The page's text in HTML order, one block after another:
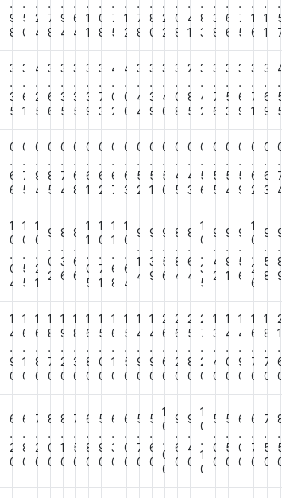
.
9
8
.
5
0
.
2
4
.
7
8
.
9
4
.
6
4
.
1
1
.
0
8
.
7
5
.
1
2
.
7
8
.
8
0
.
2
2
.
0
8
.
4
1
.
8
3
.
3
8
.
6
6
.
7
5
.
1
6
.
1
1
.
5
7
3
.
3
5
3
.
6
1
4
.
2
5
3
.
6
6
3
.
3
5
3
.
3
5
3
.
3
9
3
.
7
3
4
.
0
2
4
.
0
0
3
.
4
4
3
.
3
9
3
.
4
0
3
.
0
8
2
.
8
5
3
.
4
2
3
.
7
6
3
.
5
3
3
.
6
9
3
.
7
1
3
.
6
9
4
.
5
5
0
.
6
6
0
.
7
5
0
.
9
4
0
.
8
5
0
.
7
4
0
.
6
8
0
.
6
1
0
.
6
2
0
.
6
7
0
.
6
3
0
.
5
2
0
.
5
1
0
.
5
0
0
.
4
5
0
.
4
3
0
.
5
6
0
.
5
5
0
.
5
4
0
.
5
9
0
.
6
2
0
.
6
3
0
.
7
4
1
0
.
0
4
1
0
.
5
5
1
0
.
2
1
9
.
0
2
8
.
3
6
8
.
6
6
1
1
.
0
5
1
0
.
7
1
1
1
.
6
8
1
0
.
6
4
9
.
1
4
9
.
3
9
9
.
5
6
8
.
8
4
8
.
6
4
1
0
.
3
5
9
.
4
2
9
.
9
1
9
.
5
6
1
0
.
2
6
9
.
5
8
9
.
8
9
1
4
.
9
0
1
6
.
1
0
1
6
.
8
0
1
8
.
7
0
1
9
.
2
0
1
8
.
3
0
1
6
.
8
0
1
5
.
0
0
1
6
.
1
0
1
5
.
5
0
1
4
.
9
0
1
4
.
9
0
2
6
.
6
0
2
6
.
2
0
2
5
.
8
0
2
7
.
2
0
1
3
.
4
0
1
4
.
0
0
1
4
.
9
0
1
6
.
7
0
1
8
.
7
0
2
1
.
6
0
6
.
2
0
6
.
8
0
7
.
2
0
8
.
0
0
8
.
1
0
7
.
5
0
6
.
8
0
5
.
9
0
6
.
3
0
6
.
0
0
5
.
7
0
5
.
6
0
1
0
.
0
0
9
.
6
0
9
.
4
0
1
0
.
1
0
5
.
0
0
5
.
5
0
6
.
0
0
6
.
7
0
7
.
5
0
8
.
5
0